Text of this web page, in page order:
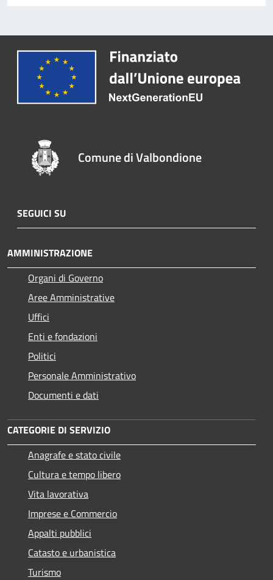
Comune di Valbondione
SEGUICI SU
AMMINISTRAZIONE
Organi di Governo
Aree Amministrative
Uffici
Enti e fondazioni
Politici
Personale Amministrativo
Documenti e dati
CATEGORIE DI SERVIZIO
Anagrafe e stato civile
Cultura e tempo libero
Vita lavorativa
Imprese e Commercio
Appalti pubblici
Catasto e urbanistica
Turismo